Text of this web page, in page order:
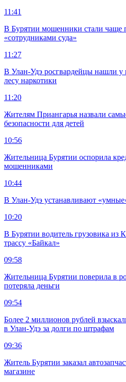
11:41
В Бурятии мошенники стали чаще
«сотрудниками суда»
11:27
В Улан-Удэ росгвардейцы нашли у
лесу наркотики
11:20
Жителям Приангарья назвали
безопасности для детей
10:56
Жительница Бурятии оспорила
мошенниками
10:44
В Улан-Удэ устанавливают
10:20
В Бурятии водитель грузовика из
трассу «Байкал»
09:58
Жительница Бурятии поверила в
потеряла деньги
09:54
Более 2 миллионов рублей
в Улан-Удэ за долги по штрафам
09:36
Житель Бурятии заказал
магазине